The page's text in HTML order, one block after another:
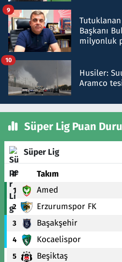
Başkanı
milyonluk
9
Husiler:
Aramco
10
Süper Lig Puan
Süper Lig
# Takım
1 Amed
2 Erzurumspor FK
3 Başakşehir
4 Kocaelispor
5 Beşiktaş